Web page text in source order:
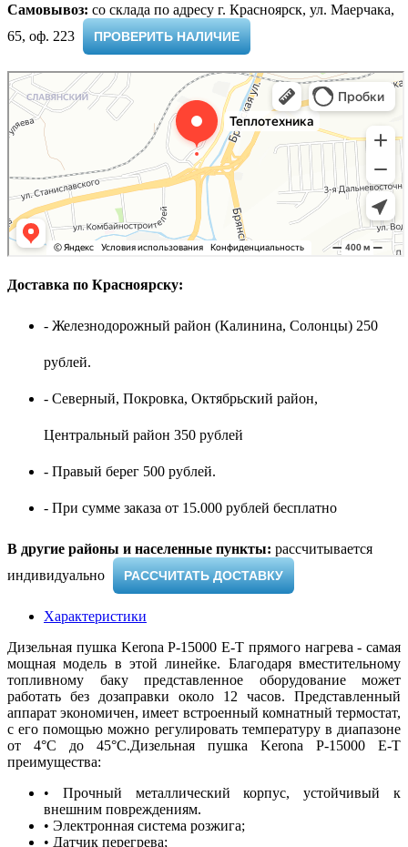
Самовывоз: cо склада по адресу г. Красноярск, ул. Маерчака,
65, оф. 223 ​
ПРОВЕРИТЬ НАЛИЧИЕ
Доставка по Красноярску:
- Железнодорожный район (Калинина, Солонцы) 250
рублей.
- Северный, Покровка, Октябрьский район,
Центральный район 350 рублей
- Правый берег 500 рублей.
- При сумме заказа от 15.000 рублей бесплатно
В другие районы и населенные пункты: рассчитывается
индивидуально ​
РАССЧИТАТЬ ДОСТАВКУ
Характеристики
Дизельная пушка Kerona P-15000 E-T прямого нагрева - самая
мощная модель в этой линейке. Благодаря вместительному
топливному баку представленное оборудование может
работать без дозаправки около 12 часов. Представленный
аппарат экономичен, имеет встроенный комнатный термостат,
с его помощью можно регулировать температуру в диапазоне
от 4°С до 45°С.Дизельная пушка Kerona P-15000 E-T
преимущества:
• Прочный металлический корпус, устойчивый к
внешним повреждениям.
• Электронная система розжига;
• Датчик перегрева;